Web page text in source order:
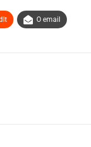
O email